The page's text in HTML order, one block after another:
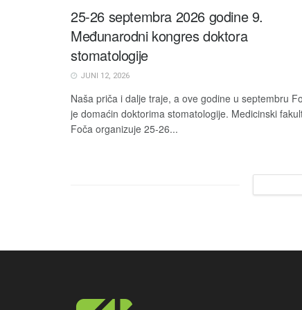
25-26 septembra 2026 godine 9.
Međunarodni kongres doktora
stomatologije
JUNI 12, 2026
Naša priča i dalje traje, a ove godine u septembru
je domaćin doktorima stomatologije. Medicinski
Foča organizuje 25-26...